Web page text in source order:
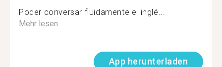
Poder conversar fluidamente el inglé...
Mehr lesen
App herunterladen